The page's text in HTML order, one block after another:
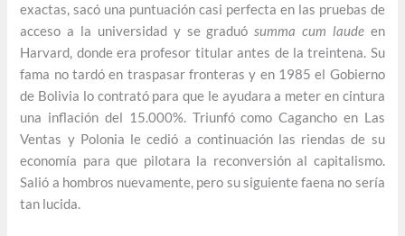
exactas, sacó una puntuación casi perfecta en las pruebas de
acceso a la universidad y se graduósumma cum laudeen
Harvard, donde era profesor titular antes de la treintena. Su
fama no tardó en traspasar fronteras y en 1985 el Gobierno
de Bolivia lo contrató para que le ayudara a meter en cintura
una inflación del 15.000%. Triunfó como Cagancho en Las
Ventas y Polonia le cedió a continuación las riendas de su
economía para que pilotara la reconversión al capitalismo.
Salió a hombros nuevamente, pero su siguiente faena no sería
tan lucida.